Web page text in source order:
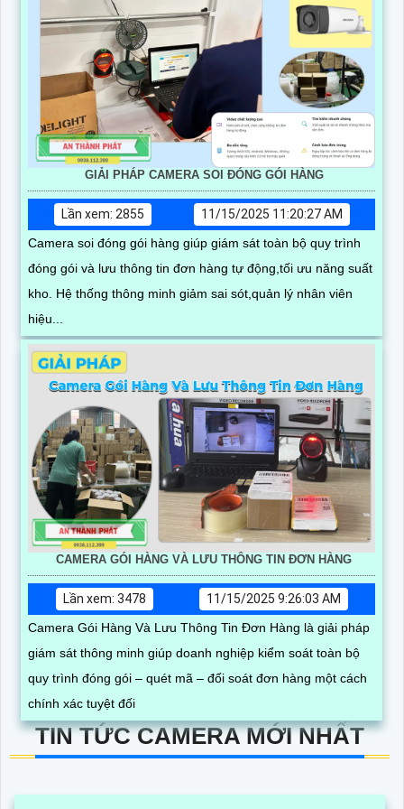
GIẢI PHÁP CAMERA SOI ĐÓNG GÓI HÀNG
Lần xem: 2855
11/15/2025 11:20:27 AM
Camera soi đóng gói hàng giúp giám sát toàn bộ quy trình
đóng gói và lưu thông tin đơn hàng tự động,tối ưu năng suất
kho. Hệ thống thông minh giảm sai sót,quản lý nhân viên
hiệu...
CAMERA GÓI HÀNG VÀ LƯU THÔNG TIN ĐƠN HÀNG
Lần xem: 3478
11/15/2025 9:26:03 AM
Camera Gói Hàng Và Lưu Thông Tin Đơn Hàng là giải pháp
giám sát thông minh giúp doanh nghiệp kiểm soát toàn bộ
quy trình đóng gói – quét mã – đối soát đơn hàng một cách
chính xác tuyệt đối
TIN TỨC CAMERA MỚI NHẤT